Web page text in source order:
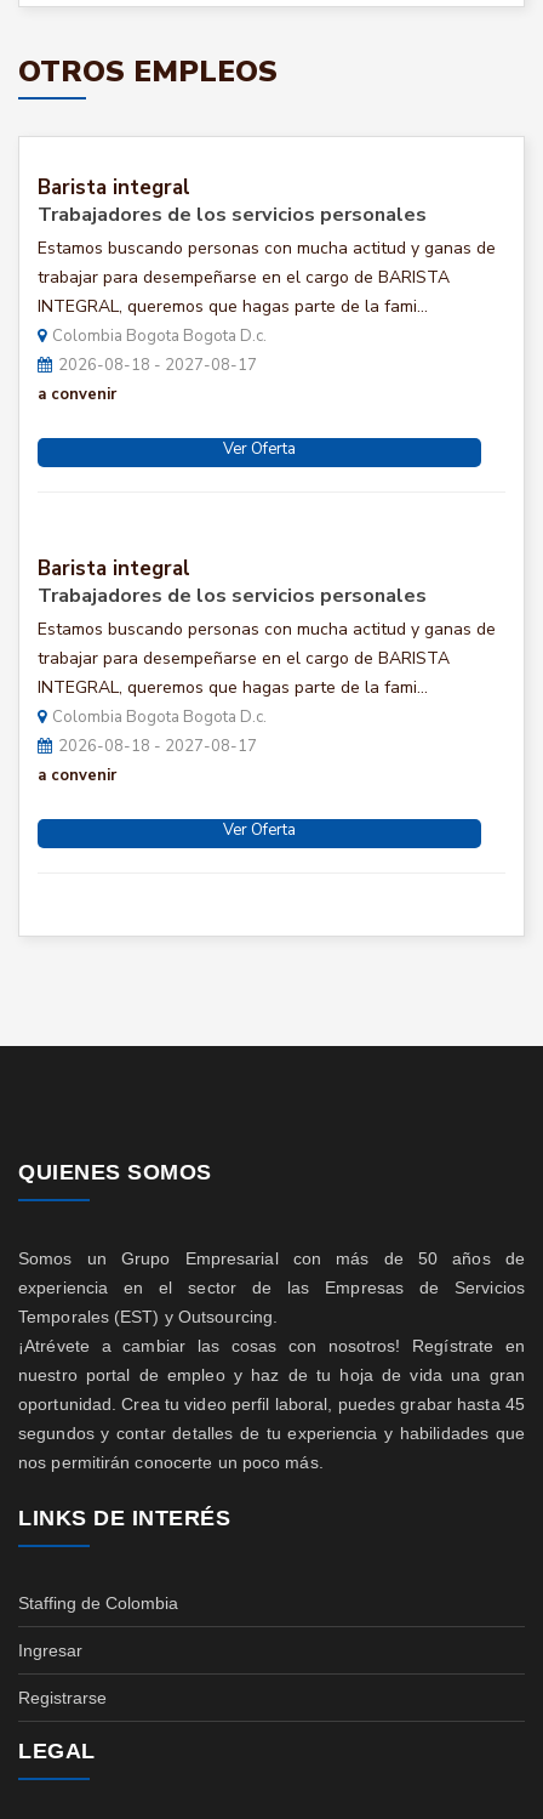
OTROS EMPLEOS
Barista integral
Trabajadores de los servicios personales
Estamos buscando personas con mucha actitud y ganas de
trabajar para desempeñarse en el cargo de BARISTA
INTEGRAL, queremos que hagas parte de la fami...
Colombia Bogota Bogota D.c.
2026-08-18 - 2027-08-17
a convenir
Ver Oferta
Barista integral
Trabajadores de los servicios personales
Estamos buscando personas con mucha actitud y ganas de
trabajar para desempeñarse en el cargo de BARISTA
INTEGRAL, queremos que hagas parte de la fami...
Colombia Bogota Bogota D.c.
2026-08-18 - 2027-08-17
a convenir
Ver Oferta
QUIENES SOMOS
Somos un Grupo Empresarial con más de 50 años de
experiencia en el sector de las Empresas de Servicios
Temporales (EST) y Outsourcing.
¡Atrévete a cambiar las cosas con nosotros! Regístrate en
nuestro portal de empleo y haz de tu hoja de vida una gran
oportunidad. Crea tu video perfil laboral, puedes grabar hasta 45
segundos y contar detalles de tu experiencia y habilidades que
nos permitirán conocerte un poco más.
LINKS DE INTERÉS
Staffing de Colombia
Ingresar
Registrarse
LEGAL